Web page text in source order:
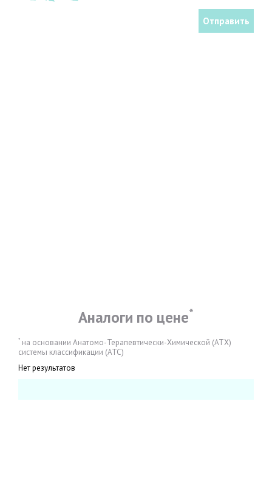
Аналоги по цене*
* на основании Анатомо-Терапевтически-Химической (АТХ)
системы классификации (АТС)
Нет результатов